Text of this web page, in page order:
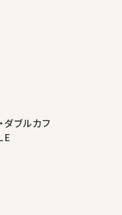
ダブルカフ